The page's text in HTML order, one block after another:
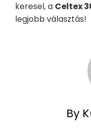
keresel, a Celtex
legjobb választás!
By